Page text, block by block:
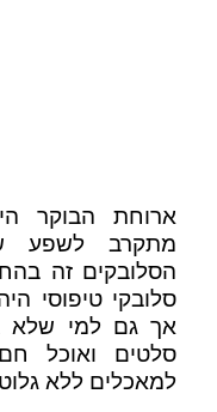
ארוחת הבוקר
מתקרב לשפע
הסלובקים זה
סלובקי טיפוסי
אך גם למי שלא
סלטים ואוכל
למאכלים ללא